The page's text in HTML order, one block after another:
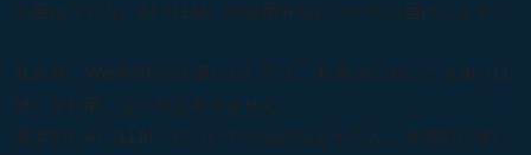
今回はそんな、AI（LLM）の活用方法についてお届けします。
私自身、Web制作の仕事においても、私生活においてもAI（LL
基本的なAI（LLM）についての紹介はもちろん、具体的な使い